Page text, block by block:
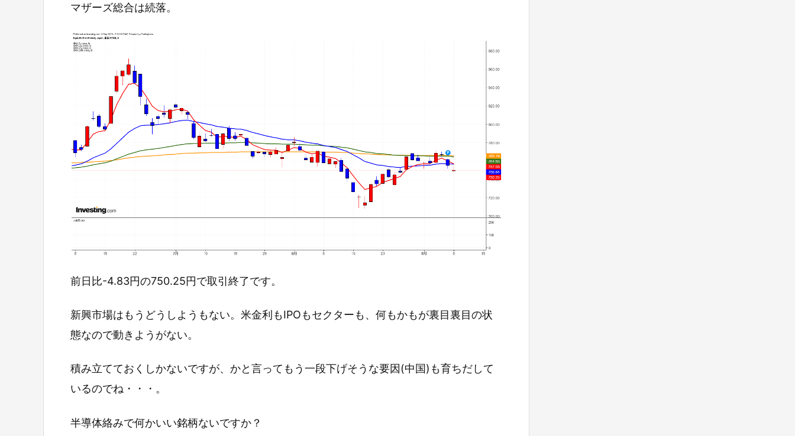
マザーズ総合は続落。
前日比-4.83円の750.25円で取引終了です。
新興市場はもうどうしようもない。米金利もIPOもセクターも、何もかもが裏目裏目の状
態なので動きようがない。
積み立てておくしかないですが、かと言ってもう一段下げそうな要因(中国)も育ちだして
いるのでね・・・。
半導体絡みで何かいい銘柄ないですか？